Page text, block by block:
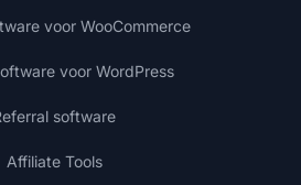
voor WooCommerce
voor WordPress
software
Affiliate Tools